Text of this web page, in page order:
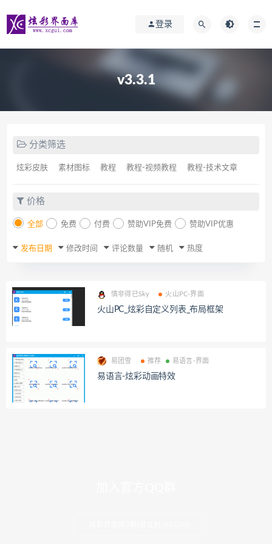
登录
v3.3.1
分类筛选
炫彩皮肤 素材图标 教程 教程-视频教程 教程-技术文章
价格
全部 免费 付费 赞助VIP免费 赞助VIP优惠
发布日期 修改时间 评论数量 随机 热度
情非得已Sky 火山PC-界面
火山PC_炫彩自定义列表_布局框架
易团雪 推荐 易语言-界面
易语言-炫彩动画特效